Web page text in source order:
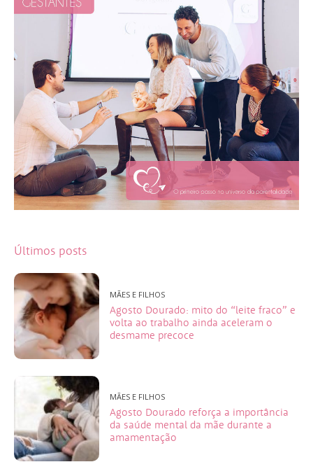
Últimos posts
MÃES E FILHOS
Agosto Dourado: mito do “leite fraco” e
volta ao trabalho ainda aceleram o
desmame precoce
MÃES E FILHOS
Agosto Dourado reforça a importância
da saúde mental da mãe durante a
amamentação